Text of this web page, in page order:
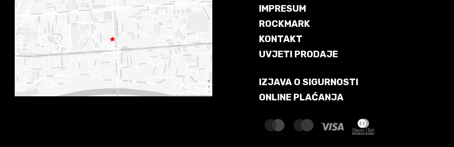
IMPRESUM
ROCKMARK
KONTAKT
UVJETI PRODAJE
IZJAVA O SIGURNOSTI
ONLINE PLAĆANJA